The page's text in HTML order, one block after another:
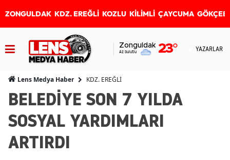
ZONGULDAK KDZ. EREĞLİ KOZLU KİLİMLİ ÇAYCUMA
Zonguldak
Az bulutlu 23° YAZARLAR
Lens Medya Haber KDZ. EREĞLİ
BELEDİYE SON 7 YILDA
SOSYAL YARDIMLARI
ARTIRDI